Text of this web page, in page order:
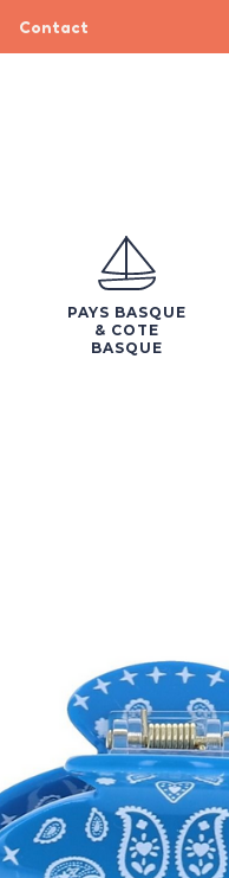
Contact
PAYS BASQUE
& COTE
BASQUE